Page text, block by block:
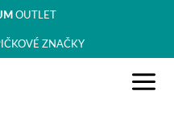
OUTLET
ZNAČKY